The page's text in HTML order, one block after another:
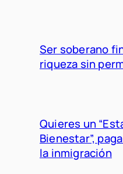
Ser soberano
riqueza sin
Quieres un
Bienestar”,
la inmigración